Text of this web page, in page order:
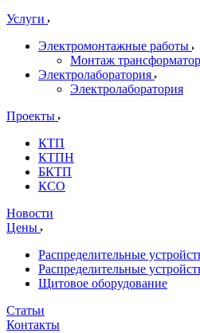
Услуги
Электромонтажные работы
Монтаж
Электролаборатория
Электролаборатория
Проекты
КТП
КТПН
БКТП
КСО
Новости
Цены
Распределительные
Распределительные
Щитовое оборудование
Статьи
Контакты